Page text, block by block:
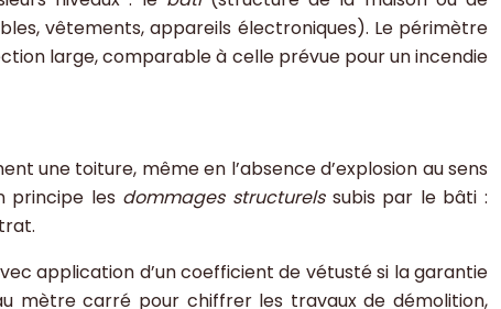
vêtements, appareils électroniques). Le périmètre
large, comparable à celle prévue pour un incendie
une toiture, même en l’absence d’explosion au sens
principe les dommages structurelssubis par le bâti :
application d’un coefficient de vétusté si la garantie
mètre carré pour chiffrer les travaux de démolition,